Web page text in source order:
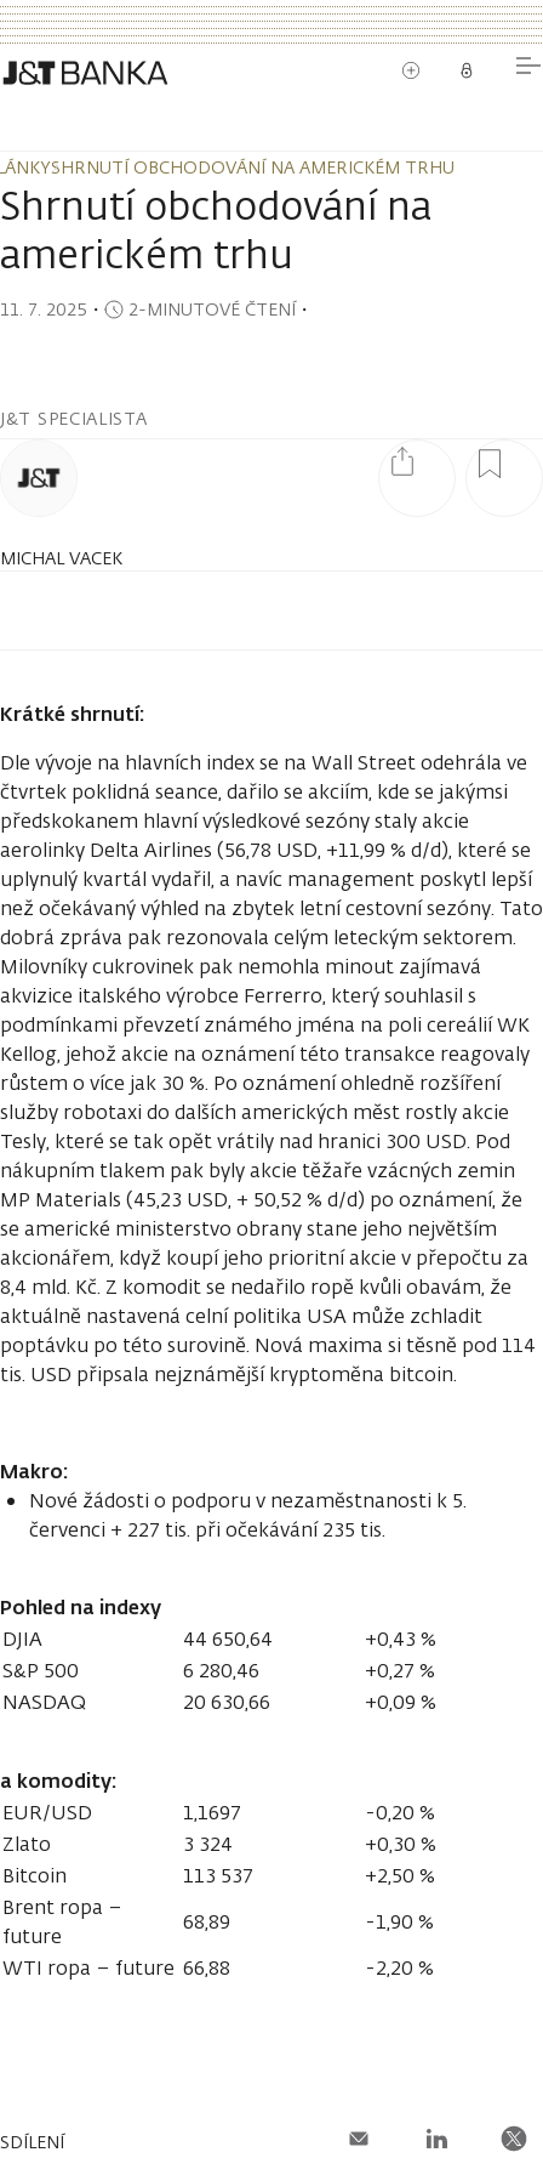
SHRNUTÍ OBCHODOVÁNÍ NA AMERICKÉM TRHU
SHRNUTÍ OBCHODOVÁNÍ NA AMERICKÉM TRHU
Shrnutí obchodování na
americkém trhu
11. 7. 2025 ・ 2-MINUTOVÉ ČTENÍ・
J&T SPECIALISTA
MICHAL VACEK
Krátké shrnutí:
Dle vývoje na hlavních index se na Wall Street odehrála ve
čtvrtek poklidná seance, dařilo se akciím, kde se jakýmsi
předskokanem hlavní výsledkové sezóny staly akcie
aerolinky Delta Airlines (56,78 USD, +11,99 % d/d), které se
uplynulý kvartál vydařil, a navíc management poskytl lepší
než očekávaný výhled na zbytek letní cestovní sezóny. Tato
dobrá zpráva pak rezonovala celým leteckým sektorem.
Milovníky cukrovinek pak nemohla minout zajímavá
akvizice italského výrobce Ferrerro, který souhlasil s
podmínkami převzetí známého jména na poli cereálií WK
Kellog, jehož akcie na oznámení této transakce reagovaly
růstem o více jak 30 %. Po oznámení ohledně rozšíření
služby robotaxi do dalších amerických měst rostly akcie
Tesly, které se tak opět vrátily nad hranici 300 USD. Pod
nákupním tlakem pak byly akcie těžaře vzácných zemin
MP Materials (45,23 USD, + 50,52 % d/d) po oznámení, že
se americké ministerstvo obrany stane jeho největším
akcionářem, když koupí jeho prioritní akcie v přepočtu za
8,4 mld. Kč. Z komodit se nedařilo ropě kvůli obavám, že
aktuálně nastavená celní politika USA může zchladit
poptávku po této surovině. Nová maxima si těsně pod 114
tis. USD připsala nejznámější kryptoměna bitcoin.
Makro:
Nové žádosti o podporu v nezaměstnanosti k 5.
červenci + 227 tis. při očekávání 235 tis.
Pohled na indexy
DJIA 44 650,64
+0,43 %
S&P 500
6 280,46
+0,27 %
NASDAQ
20 630,66 +0,09 %
a komodity:
EUR/USD 1,1697
-0,20 %
Zlato
3 324
+0,30 %
Bitcoin
113 537
+2,50 %
Brent ropa –
future
68,89
-1,90 %
WTI ropa – future 66,88 -2,20 %
SDÍLENÍ